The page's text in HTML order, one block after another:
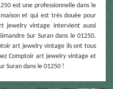
est une professionnelle dans le
et qui est très douée pour
jewelry vintage intervient aussi
Sur Suran dans le 01250.
art jewelry vintage ils ont tous
Comptoir art jewelry vintage et
Suran dans le 01250 !